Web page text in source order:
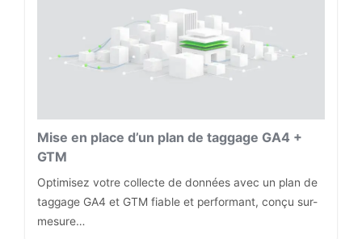
Mise en place d’un plan de taggage GA4 +
GTM
Optimisez votre collecte de données avec un plan de
taggage GA4 et GTM fiable et performant, conçu sur-
mesure…